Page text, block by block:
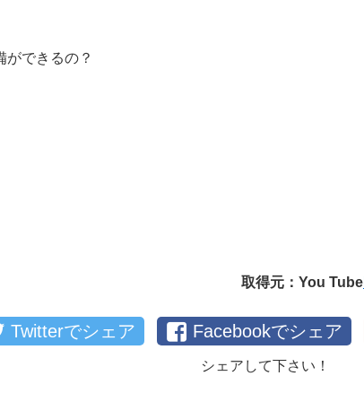
ができるの？
取得元：You Tube
Twitterでシェア Facebookでシェア
シェアして下さい！